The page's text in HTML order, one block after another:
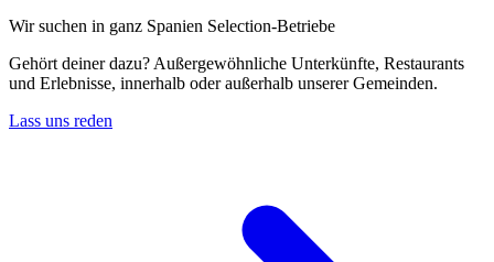
Wir suchen in ganz Spanien Selection-Betriebe
Gehört deiner dazu? Außergewöhnliche Unterkünfte, Restaurants
und Erlebnisse, innerhalb oder außerhalb unserer Gemeinden.
Lass uns reden